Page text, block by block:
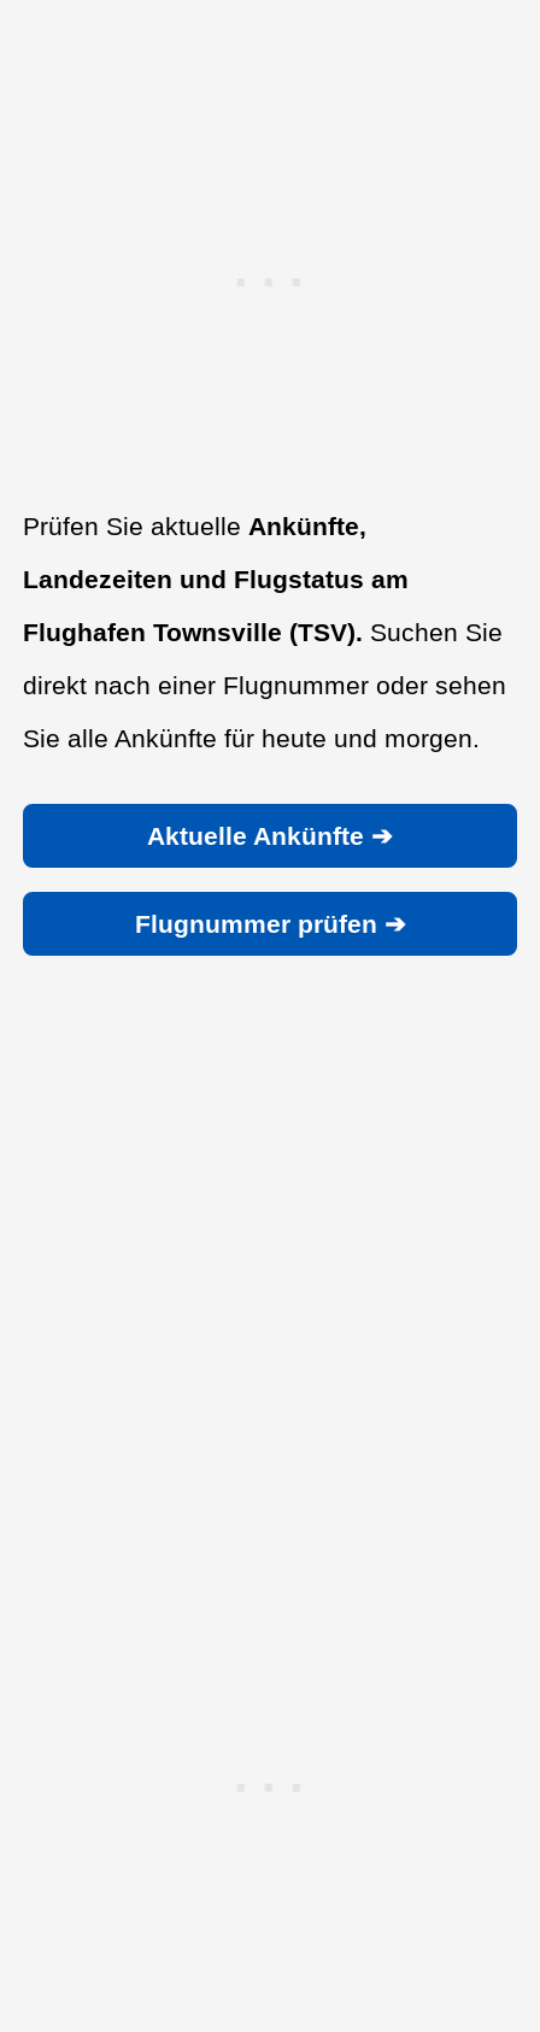
Prüfen Sie aktuelle Ankünfte,
Landezeiten und Flugstatus am
Flughafen Townsville (TSV). Suchen Sie
direkt nach einer Flugnummer oder sehen
Sie alle Ankünfte für heute und morgen.
Aktuelle Ankünfte ➔
Flugnummer prüfen ➔